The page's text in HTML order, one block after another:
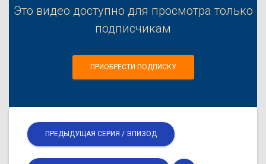
Это видео доступно для просмотра только
подписчикам
ПРИОБРЕСТИ ПОДПИСКУ
ПРЕДЫДУЩАЯ СЕРИЯ / ЭПИЗОД